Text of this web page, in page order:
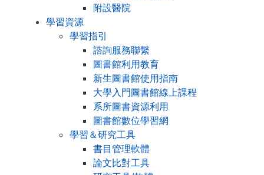
附設醫院
學習資源
學習指引
諮詢服務聯繫
圖書館利用教育
新生圖書館使用指南
大學入門圖書館線上課程
系所圖書資源利用
圖書館數位學習網
學習＆研究工具
書目管理軟體
論文比對工具